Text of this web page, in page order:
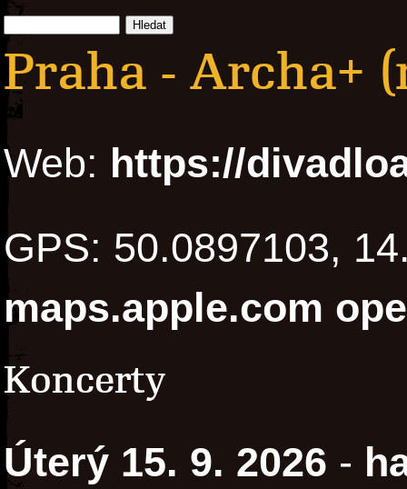
Praha - Archa+
Web: https://
GPS: 50.0897103,
maps.apple.com
Koncerty
Úterý 15. 9. 2026 -